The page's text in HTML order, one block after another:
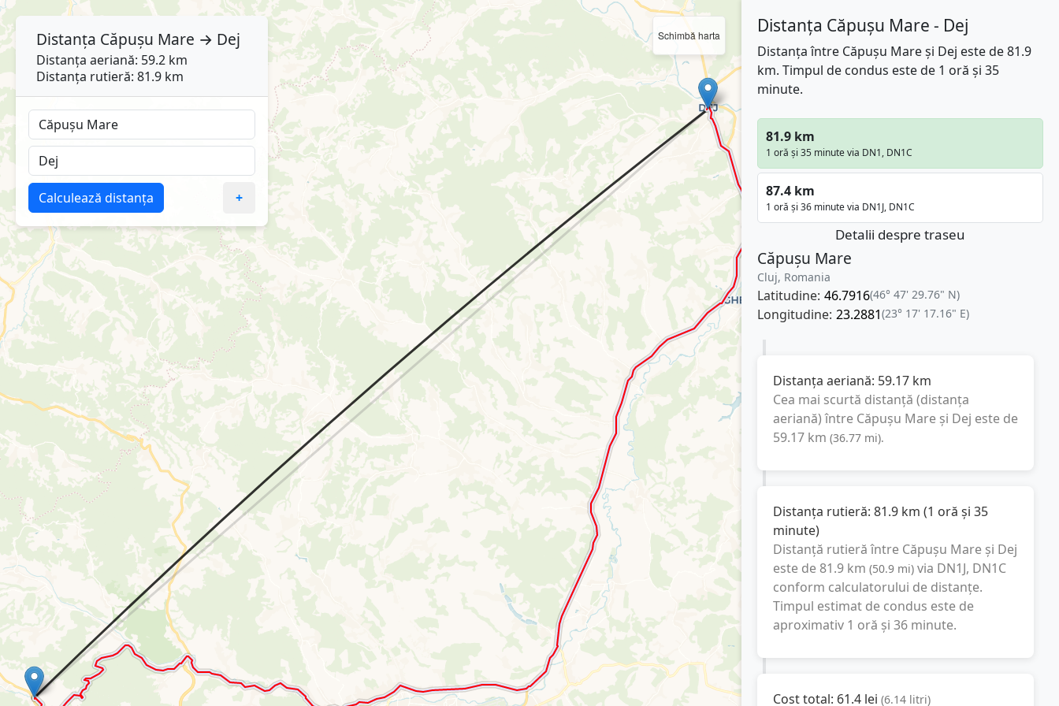
Schimbă harta Distanța Căpușu Mare - Dej
Distanța între Căpușu Mare și Dej este de 81.9
km. Timpul de condus este de 1 oră și 35
minute.
81.9 km
1 oră și 35 minute via DN1, DN1C
87.4 km
1 oră și 36 minute via DN1J, DN1C
Detalii despre traseu
Căpușu Mare
Cluj, Romania
Latitudine: 46.7916(46° 47' 29.76" N)
Longitudine: 23.2881(23° 17' 17.16" E)
Distanța aeriană: 59.17 km
Cea mai scurtă distanță (distanța
aeriană) între Căpușu Mareși Dej este de
59.17 km (36.77 mi).
Distanța rutieră: 81.9 km (1 oră și 35
minute)
Distanță rutieră între Căpușu Mareși Dej
este de 81.9 km (50.9 mi) via DN1J, DN1C
conform calculatorului de distanțe.
Timpul estimat de condus este de
aproximativ 1 oră și 36 minute.
Cost total: 61.4 lei (6.14 litri)
Distanța Căpușu Mare → Dej
Distanța aeriană: 59.2 km
Distanța rutieră: 81.9 km
Calculează distanța +